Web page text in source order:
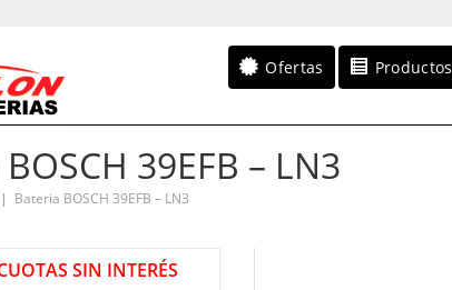
Ofertas Productos
39EFB – LN3
| Bateria BOSCH 39EFB – LN3
SIN INTERÉS